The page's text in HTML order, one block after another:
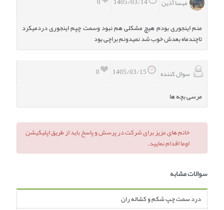
مهسا آذین
منم اینجوری بودم هیچ مشکلی هم نبود وسمت چپم اینجوری دردمیکرد
تاچندماه بعدش خوب شد نمیدونم براچی بود
0
سوال کننده
مرسی بچه ها
خانم های عزیز برای شرکت در پرسش و پاسخ باید از طریق اپلیکیشن
اوما اقدام نمایید.
سوالات مشابه
درد سمت چپ شکم و کشاله ران